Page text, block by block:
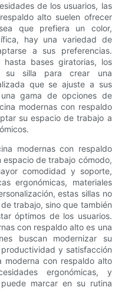
de los usuarios, las
alto suelen ofrecer
que prefiera un color,
hay una variedad de
a sus preferencias.
hasta bases giratorias, los
su silla para crear una
que se ajuste a sus
gama de opciones de
modernas con respaldo
su espacio de trabajo a
modernas con respaldo
espacio de trabajo cómodo,
comodidad y soporte,
ergonómicas, materiales
estas sillas no
trabajo, sino que también
óptimos de los usuarios.
con respaldo alto es una
buscan modernizar su
y satisfacción
moderna con respaldo alto
ergonómicas, y
marcar en su rutina